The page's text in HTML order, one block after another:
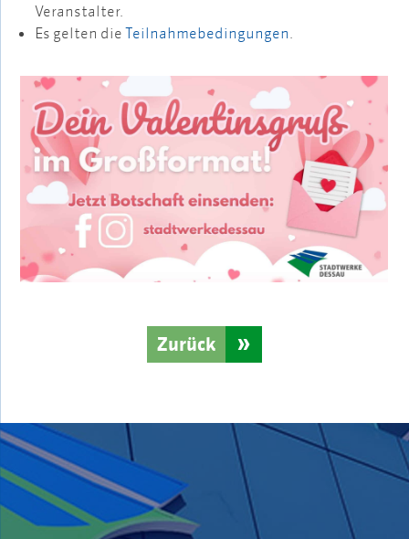
Veranstalter.
Es gelten die Teilnahmebedingungen
Zurück